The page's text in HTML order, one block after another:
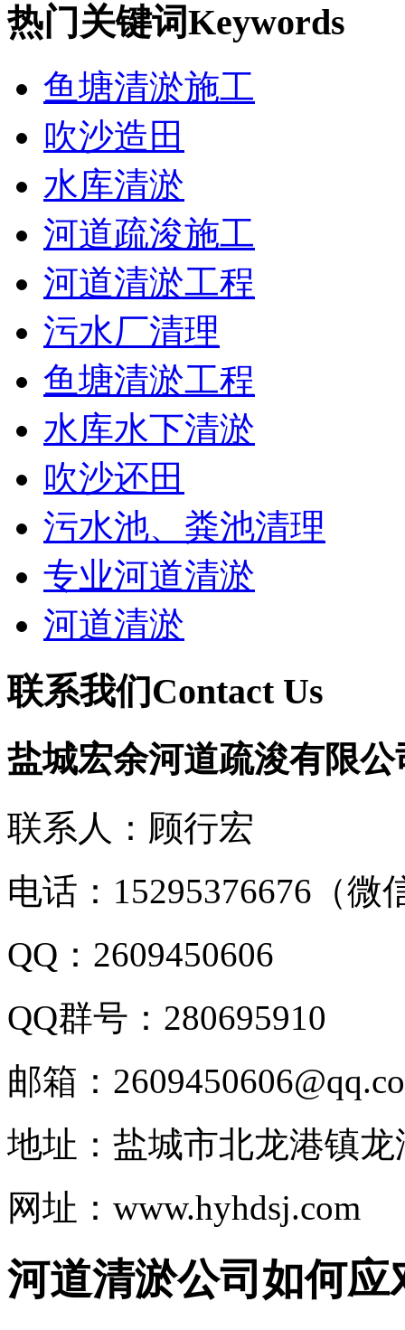
热门关键词Keywords
鱼塘清淤施工
吹沙造田
水库清淤
河道疏浚施工
河道清淤工程
污水厂清理
鱼塘清淤工程
水库水下清淤
吹沙还田
污水池、粪池清理
专业河道清淤
河道清淤
联系我们 Contact Us
盐城宏余河道疏浚有限公
联系人：顾行宏
电话：15295376676（微
QQ：2609450606
QQ群号：280695910
邮箱：
地址：盐城市北龙港镇龙
网址：www.hyhdsj.com
河道清淤公司如何